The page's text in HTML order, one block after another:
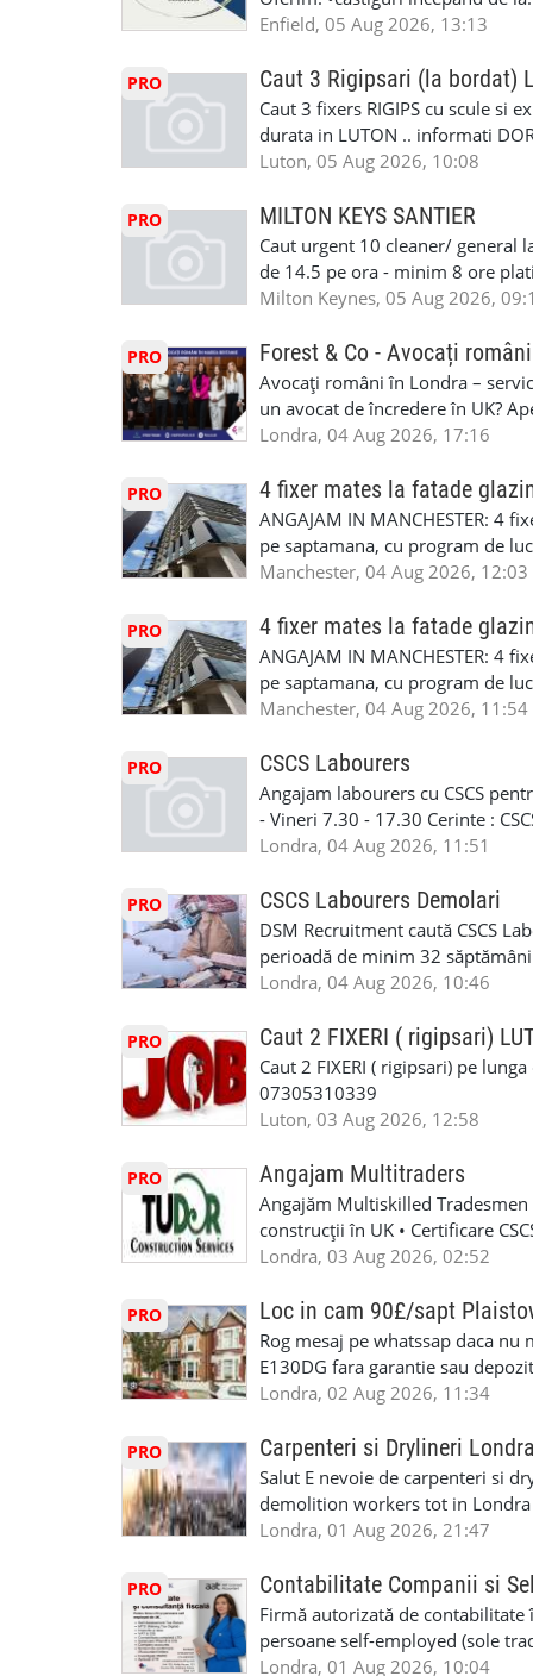
#MecaniciProfesionistiLondra
#mecanicmoldoveanlondra
pentru cei platitori de VAT si
status obligatoriu •varsta
compania aplica pentru
•oferim: - training platit (3 zile-
nedeterminata. -full time/ part-
masinii). Acceptam cu permis
Enfield - Weybridge - Romford -
programari la interviu apelati
Enfield, 05 Aug 2026, 13:13
PRO Caut 3 Rigipsari (la bordat)
Caut 3 fixers RIGIPS cu scule si
durata in LUTON .. informati
Luton, 05 Aug 2026, 10:08
PRO MILTON KEYS SANTIER
Caut urgent 10 cleaner/ general
de 14.5 pe ora - minim 8 ore
la Amazon. Munca este usoara,
SAPTAMANALA Contact: +44
interesati
Milton Keynes, 05 Aug 2026,
PRO Forest & Co - Avocați
Avocați români în Londra –
un avocat de încredere în UK?
Solicitors, indiferent că ai nevoie
familiei (divorț, custodie, partaj)
Servicii pentru companii: •
• Imigrație pentru afaceri și
soluționarea disputelor 💡 De ce
standard ✔ Confidențialitate
790 689 Email:
www.fcos.co.uk 👉
Londra, 04 Aug 2026, 17:16
PRO 4 fixer mates la fatade
ANGAJAM IN MANCHESTER:
pe saptamana, cu program de
in perioada urmatoare. Cerinte:
Tariful se discuta direct, in
discutie este simpla: cine esti,
Prioritate au oamenii din
carora li se termina proiectul
oferta pe care sa o folositi la
WhatsApp: +44 7467 838 881
numele, experienta si data la
https://forms.gle/
T&D GLAZING AND
Manchester, 04 Aug 2026, 12:03
PRO 4 fixer mates la fatade
ANGAJAM IN MANCHESTER:
pe saptamana, cu program de
in perioada urmatoare. Cerinte:
Tariful se discuta direct, in
discutie este simpla: cine esti,
Prioritate au oamenii din
carora li se termina proiectul
oferta pe care sa o folositi la
WhatsApp: +44 7467 838 881
numele, experienta si data la
link-ul de jos. Sanatate si mult
INSTALLATION LIMITED
Manchester, 04 Aug 2026, 11:54
PRO CSCS Labourers
Angajam labourers cu CSCS
- Vineri 7.30 - 17.30 Cerinte :
Londra, 04 Aug 2026, 11:51
PRO CSCS Labourers Demolari
DSM Recruitment caută CSCS
perioadă de minim 32
oferă ore suplimentare și
informații, contactați-ne la: 📞
Londra, 04 Aug 2026, 10:46
PRO Caut 2 FIXERI ( rigipsari)
Caut 2 FIXERI ( rigipsari) pe
07305310339
Luton, 03 Aug 2026, 12:58
PRO Angajam Multitraders
Angajăm Multiskilled
construcții în UK • Certificare
specializate (căutăm
interioare • Permis de
(reprezintă un avantaj
performanță • £200 – £250 pe
posibilități reale de avansare •
oră pauză de masă) •
Londra, 03 Aug 2026, 02:52
PRO Loc in cam 90£/sapt
Rog mesaj pe whatssap daca nu
E130DG fara garantie sau
fiecare pat beneficiaza de dulap
saptaminal fara garantie sau
de 1/sapt) -tel- 07440366084
Londra, 02 Aug 2026, 11:34
PRO Carpenteri si Drylineri Londra
Salut E nevoie de carpenteri si
demolition workers tot in
Londra, 01 Aug 2026, 21:47
PRO Contabilitate Companii si
Firmă autorizată de contabilitate
persoane self-employed (sole
închiriate (landlords) Serviciile
Londra, 01 Aug 2026, 10:04